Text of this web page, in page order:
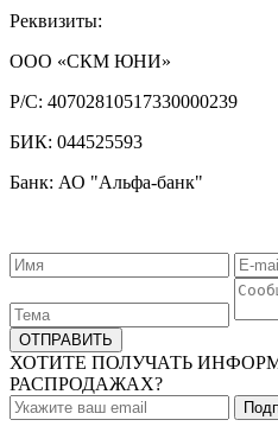
Реквизиты:
ООО «СКМ ЮНИ»
Р/С: 40702810517330000239
БИК: 044525593
Банк: АО "Альфа-банк"
ХОТИТЕ ПОЛУЧАТЬ
РАСПРОДАЖАХ?